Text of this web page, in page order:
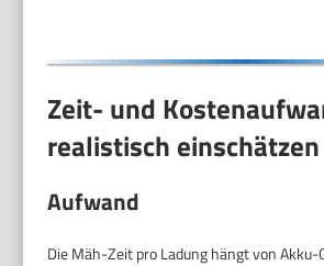
Zeit- und
realistisch einschätzen
Aufwand
Die Mäh-Zeit pro Ladung hängt von Akku-